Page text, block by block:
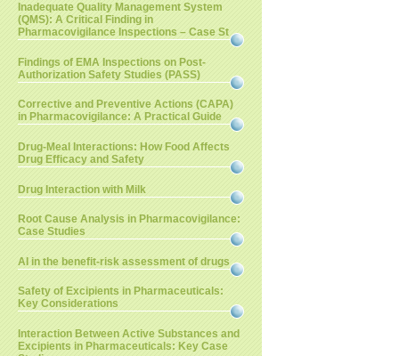
Inadequate Quality Management System
(QMS): A Critical Finding in
Pharmacovigilance Inspections – Case St
Findings of EMA Inspections on Post-
Authorization Safety Studies (PASS)
Corrective and Preventive Actions (CAPA)
in Pharmacovigilance: A Practical Guide
Drug-Meal Interactions: How Food Affects
Drug Efficacy and Safety
Drug Interaction with Milk
Root Cause Analysis in Pharmacovigilance:
Case Studies
AI in the benefit-risk assessment of drugs
Safety of Excipients in Pharmaceuticals:
Key Considerations
Interaction Between Active Substances and
Excipients in Pharmaceuticals: Key Case